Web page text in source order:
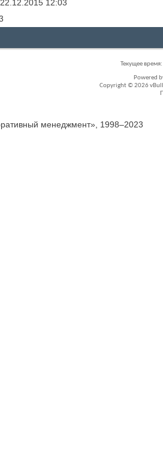
22.12.2015 12:03
Текущее время:
Powered
Copyright © 2026
менеджмент», 1998–2023